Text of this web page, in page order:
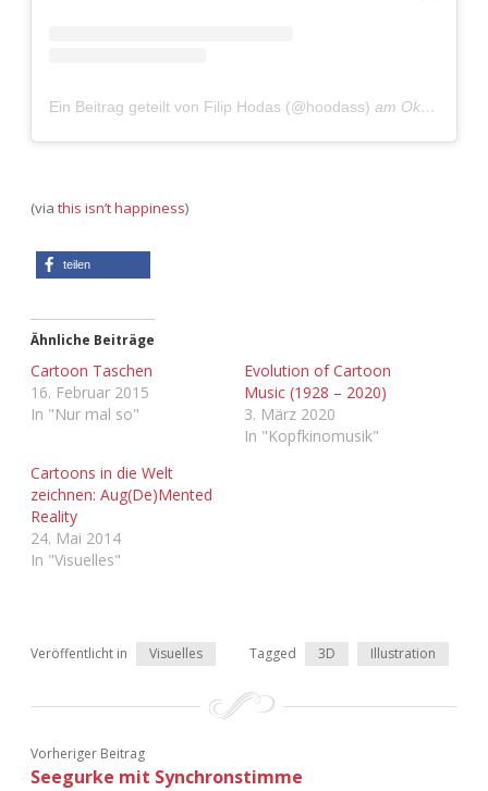
Ein Beitrag geteilt von Filip Hodas (@hoodass) am Okt 7, 2019 um 1:05 PDT
(via this isn’t happiness)
teilen
Ähnliche Beiträge
Cartoon Taschen
16. Februar 2015
In "Nur mal so"
Evolution of Cartoon
Music (1928 – 2020)
3. März 2020
In "Kopfkinomusik"
Cartoons in die Welt
zeichnen: Aug(De)Mented
Reality
24. Mai 2014
In "Visuelles"
Veröffentlicht in Visuelles Tagged 3D Illustration
Vorheriger Beitrag
Seegurke mit Synchronstimme